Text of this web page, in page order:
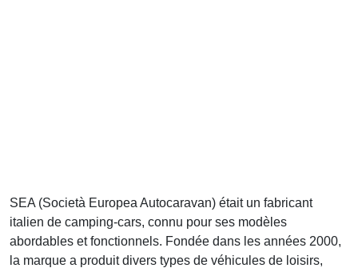
SEA (Società Europea Autocaravan) était un fabricant
italien de camping-cars, connu pour ses modèles
abordables et fonctionnels. Fondée dans les années 2000,
la marque a produit divers types de véhicules de loisirs,